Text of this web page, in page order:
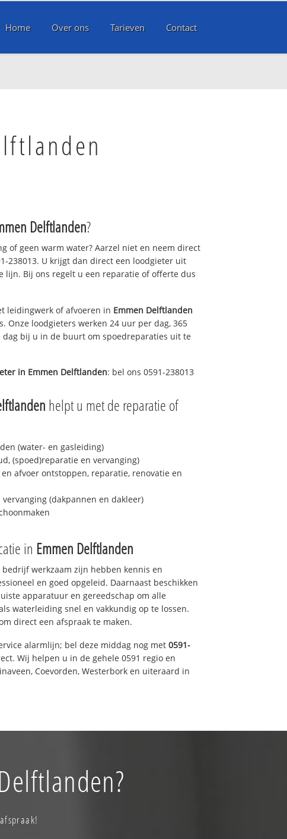
Home Over ons Tarieven Contact
Delftlanden?
of geen warm water? Aarzel niet en neem direct
238013. U krijgt dan direct een loodgieter uit
lijn. Bij ons regelt u een reparatie of offerte dus
leidingwerk of afvoeren in Emmen Delftlanden
Onze loodgieters werken 24 uur per dag, 365
bij u in de buurt om spoedreparaties uit te
in Emmen Delftlanden: bel ons 0591-238013
helpt u met de reparatie of
(water- en gasleiding)
(spoed)reparatie en vervanging)
afvoer ontstoppen, reparatie, renovatie en
(dakpannen en dakleer)
in Emmen Delftlanden
werkzaam zijn hebben kennis en
en goed opgeleid. Daarnaast beschikken
apparatuur en gereedschap om alle
waterleiding snel en vakkundig op te lossen.
direct een afspraak te maken.
alarmlijn; bel deze middag nog met 0591-
Wij helpen u in de gehele 0591 regio en
Coevorden, Westerbork en uiteraard in